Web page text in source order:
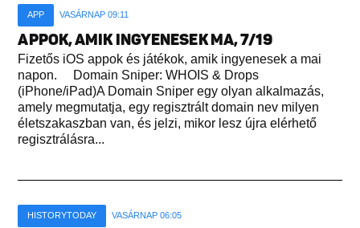
APP VASÁRNAP 09:11
APPOK, AMIK INGYENESEK MA, 7/19
Fizetős iOS appok és játékok, amik ingyenesek a mai
napon. Domain Sniper: WHOIS & Drops
(iPhone/iPad)A Domain Sniper egy olyan alkalmazás,
amely megmutatja, egy regisztrált domain nev milyen
életszakaszban van, és jelzi, mikor lesz újra elérhető
regisztrálásra...
HISTORYTODAY VASÁRNAP 06:05